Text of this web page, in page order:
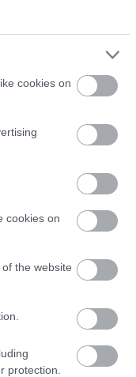
cookies on
cookies on
the website
protection.
(1) CAPEX (1)
Insights 1
Celitron
CellCure (
chip )
) címkézés
Cnoga
Cola (1)
Colosseum
Compugen
Innovation
Innovation
crowdfunding
János
Köztársaság
csepegtető